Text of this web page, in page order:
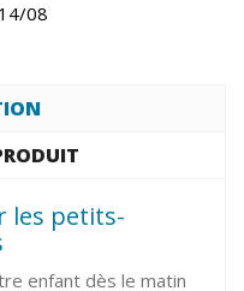
08
les petits-
enfant dès le matin